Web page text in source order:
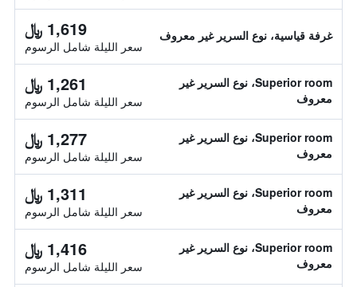
غرفة قياسية، نوع السرير غير معروف 1,619 ﷼
سعر الليلة شامل الرسوم
Superior room، نوع السرير غير
معروف
1,261 ﷼
سعر الليلة شامل الرسوم
Superior room، نوع السرير غير
معروف
1,277 ﷼
سعر الليلة شامل الرسوم
Superior room، نوع السرير غير
معروف
1,311 ﷼
سعر الليلة شامل الرسوم
Superior room، نوع السرير غير
معروف
1,416 ﷼
سعر الليلة شامل الرسوم